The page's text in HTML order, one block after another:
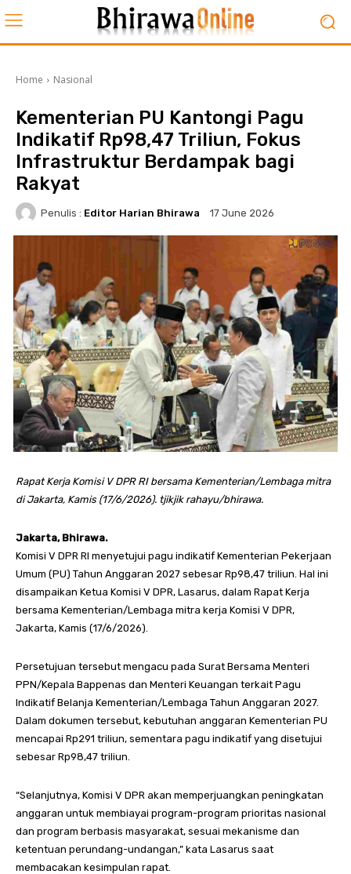
Home Nasional
Kementerian PU Kantongi Pagu
Indikatif Rp98,47 Triliun, Fokus
Infrastruktur Berdampak bagi
Rakyat
Penulis : Editor Harian Bhirawa 17 June 2026
Rapat Kerja Komisi V DPR RI bersama Kementerian/Lembaga mitra
di Jakarta, Kamis (17/6/2026). tjikjik rahayu/bhirawa.
Jakarta, Bhirawa.
Komisi V DPR RI menyetujui pagu indikatif Kementerian Pekerjaan
Umum (PU) Tahun Anggaran 2027 sebesar Rp98,47 triliun. Hal ini
disampaikan Ketua Komisi V DPR, Lasarus, dalam Rapat Kerja
bersama Kementerian/Lembaga mitra kerja Komisi V DPR,
Jakarta, Kamis (17/6/2026).
Persetujuan tersebut mengacu pada Surat Bersama Menteri
PPN/Kepala Bappenas dan Menteri Keuangan terkait Pagu
Indikatif Belanja Kementerian/Lembaga Tahun Anggaran 2027.
Dalam dokumen tersebut, kebutuhan anggaran Kementerian PU
mencapai Rp291 triliun, sementara pagu indikatif yang disetujui
sebesar Rp98,47 triliun.
“Selanjutnya, Komisi V DPR akan memperjuangkan peningkatan
anggaran untuk membiayai program-program prioritas nasional
dan program berbasis masyarakat, sesuai mekanisme dan
ketentuan perundang-undangan,” kata Lasarus saat
membacakan kesimpulan rapat.